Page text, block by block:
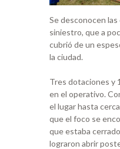
Se desconocen
siniestro, que a
cubrió de un
la ciudad.
Tres dotaciones y
en el operativo.
el lugar hasta
que el foco se
que estaba
lograron abrir